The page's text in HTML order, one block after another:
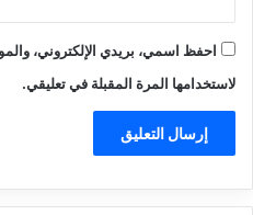
احفظ اسمي، بريدي الإلكتروني،
لاستخدامها المرة المقبلة في تعليقي.